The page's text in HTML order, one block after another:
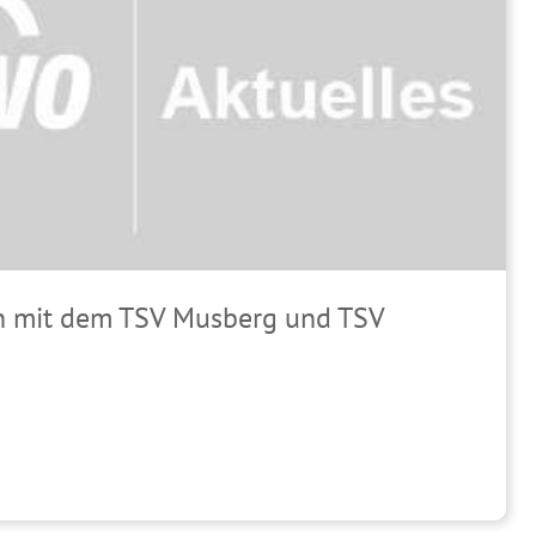
dem TSV Musberg und TSV
Angebote
Hundeschule Baden-Württemberg